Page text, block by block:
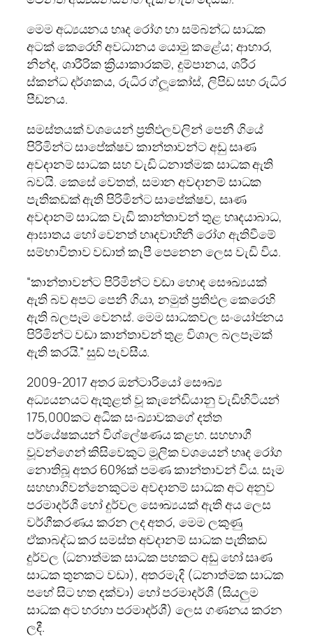
මෙම අධ්‍යයනය හෘද රෝග හා සම්බන්ධ සාධක
අටක් කෙරෙහි අවධානය යොමු කළේය; ආහාර,
නින්ද, ශාරීරික ක්‍රියාකාරකම්, දුම්පානය, ශරීර
ස්කන්ධ දර්ශකය, රුධිර ග්ලූකෝස්, ලිපිඩ සහ රුධිර
පීඩනය.
සමස්තයක් වශයෙන් ප්‍රතිඵලවලින් පෙනී ගියේ
පිරිමින්ට සාපේක්ෂව කාන්තාවන්ට අඩු සෘණ
අවදානම් සාධක සහ වැඩි ධනාත්මක සාධක ඇති
බවයි. කෙසේ වෙතත්, සමාන අවදානම් සාධක
පැතිකඩක් ඇති පිරිමින්ට සාපේක්ෂව, සෘණ
අවදානම් සාධක වැඩි කාන්තාවන් තුළ හෘදයාබාධ,
ආඝාතය හෝ වෙනත් හෘදවාහිනී රෝග ඇතිවීමේ
සම්භාවිතාව වඩාත් කැපී පෙනෙන ලෙස වැඩි විය.
“කාන්තාවන්ට පිරිමින්ට වඩා හොඳ සෞඛ්‍යයක්
ඇති බව අපට පෙනී ගියා, නමුත් ප්‍රතිඵල කෙරෙහි
ඇති බලපෑම වෙනස්. මෙම සාධකවල සංයෝජනය
පිරිමින්ට වඩා කාන්තාවන් තුළ විශාල බලපෑමක්
ඇති කරයි.” සුඩ් පැවසීය.
2009-2017 අතර ඔන්ටාරියෝ සෞඛ්‍ය
අධ්‍යයනයට ඇතුළත් වූ කැනේඩියානු වැඩිහිටියන්
175,000කට අධික සංඛ්‍යාවකගේ දත්ත
පර්යේෂකයන් විශ්ලේෂණය කළහ. සහභාගී
වූවන්ගෙන් කිසිවෙකුට මූලික වශයෙන් හෘද රෝග
නොතිබූ අතර 60%ක් පමණ කාන්තාවන් විය. සෑම
සහභාගිවන්නෙකුටම අවදානම් සාධක අට අනුව
පරමාදර්ශී හෝ දුර්වල සෞඛ්‍යයක් ඇති අය ලෙස
වර්ගීකරණය කරන ලද අතර, මෙම ලකුණු
ඒකාබද්ධ කර සමස්ත අවදානම් සාධක පැතිකඩ
දුර්වල (ධනාත්මක සාධක පහකට අඩු හෝ සෘණ
සාධක තුනකට වඩා), අතරමැදි (ධනාත්මක සාධක
පහේ සිට හත දක්වා) හෝ පරමාදර්ශී (සියලුම
සාධක අට හරහා පරමාදර්ශී) ලෙස ගණනය කරන
ලදී.